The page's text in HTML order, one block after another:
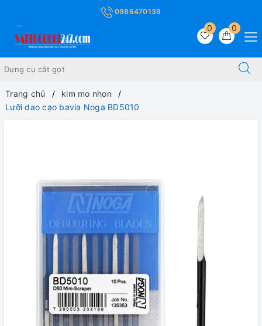
0986470139
0
0
Trang chủ
kim mo nhon
Lưỡi dao cạo bavia Noga BD5010